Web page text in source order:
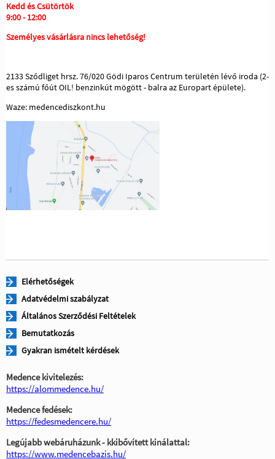
Kedd és Csütörtök
9:00 - 12:00
Személyes vásárlásra nincs lehetőség!
2133 Sződliget hrsz. 76/020 Gödi Iparos Centrum területén lévő iroda (2-
es számú főút OIL! benzinkút mögött - balra az Europart épülete).
Waze: medencediszkont.hu
Elérhetőségek
Adatvédelmi szabályzat
Általános Szerződési Feltételek
Bemutatkozás
Gyakran ismételt kérdések
Medence kivitelezés:
https://alommedence.hu/
Medence fedések:
https://fedesmedencere.hu/
Legújabb webáruházunk - kkibővített kinálattal:
https://www.medencebazis.hu/